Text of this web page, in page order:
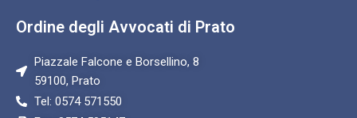
Ordine degli Avvocati di Prato
Piazzale Falcone e Borsellino, 8
59100, Prato
Tel: 0574 571550